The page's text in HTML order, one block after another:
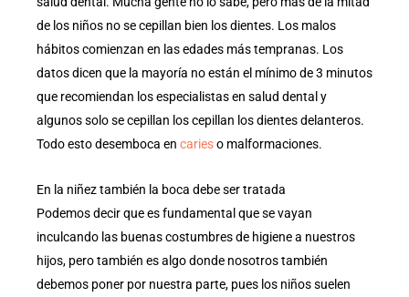
de los niños no se cepillan bien los dientes. Los malos
hábitos comienzan en las edades más tempranas. Los
datos dicen que la mayoría no están el mínimo de 3 minutos
que recomiendan los especialistas en salud dental y
algunos solo se cepillan los cepillan los dientes delanteros.
Todo esto desemboca en carieso malformaciones.
En la niñez también la boca debe ser tratada
Podemos decir que es fundamental que se vayan
inculcando las buenas costumbres de higiene a nuestros
hijos, pero también es algo donde nosotros también
debemos poner por nuestra parte, pues los niños suelen